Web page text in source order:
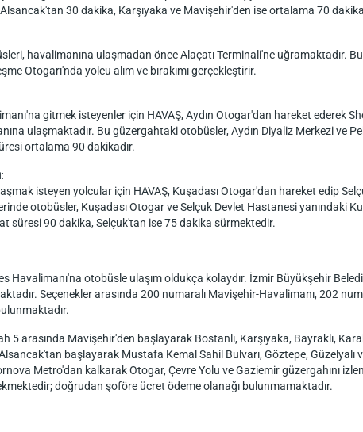
30 dakika, Karşıyaka ve Mavişehir'den ise ortalama 70
havalimanına ulaşmadan önce Alaçatı Terminali'ne uğramaktadır.
Otogarı'nda yolcu alım ve bırakımı gerçekleştirir.
gitmek isteyenler için HAVAŞ, Aydın Otogar'dan hareket ederek
ulaşmaktadır. Bu güzergahtaki otobüsler, Aydın Diyaliz Merkezi ve
ortalama 90 dakikadır.
isteyen yolcular için HAVAŞ, Kuşadası Otogar'dan hareket edip
otobüsler, Kuşadası Otogar ve Selçuk Devlet Hastanesi yanındaki
süresi 90 dakika, Selçuk'tan ise 75 dakika sürmektedir.
Havalimanı'na otobüsle ulaşım oldukça kolaydır. İzmir Büyükşehir
Seçenekler arasında 200 numaralı Mavişehir-Havalimanı, 202
5 arasında Mavişehir'den başlayarak Bostanlı, Karşıyaka, Bayraklı,
başlayarak Mustafa Kemal Sahil Bulvarı, Göztepe, Güzelyalı
Metro'dan kalkarak Otogar, Çevre Yolu ve Gaziemir güzergahını
doğrudan şoföre ücret ödeme olanağı bulunmamaktadır.